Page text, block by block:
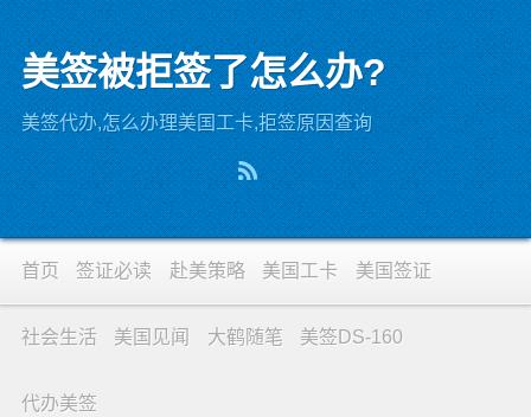
美签被拒签了怎么办?
美签代办,怎么办理美国工卡,拒签原因查询
首页 签证必读 赴美策略 美国工卡 美国签证
社会生活 美国见闻 大鹤随笔 美签DS-160
代办美签